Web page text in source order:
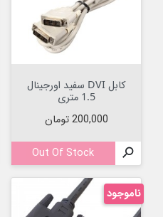
کابل DVI سفید اورجینال
1.5 متری
قیمت
200,000 تومان

Out Of Stock
ناموجود